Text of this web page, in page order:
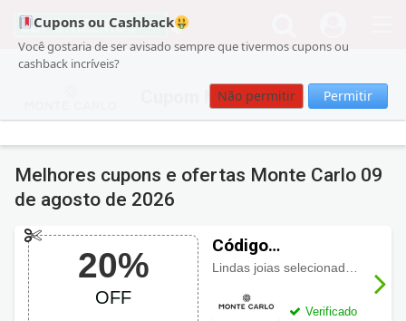
Cupons ou Cashback
Você gostaria de ser avisado sempre que tivermos cupons ou
cashback incríveis?
Não permitir Permitir
Cupom Monte Carlo
Melhores cupons e ofertas Monte Carlo 09
de agosto de 2026
20%
OFF
Código
promocional
Monte Carlo Jóias
com 20% OFFVerificado